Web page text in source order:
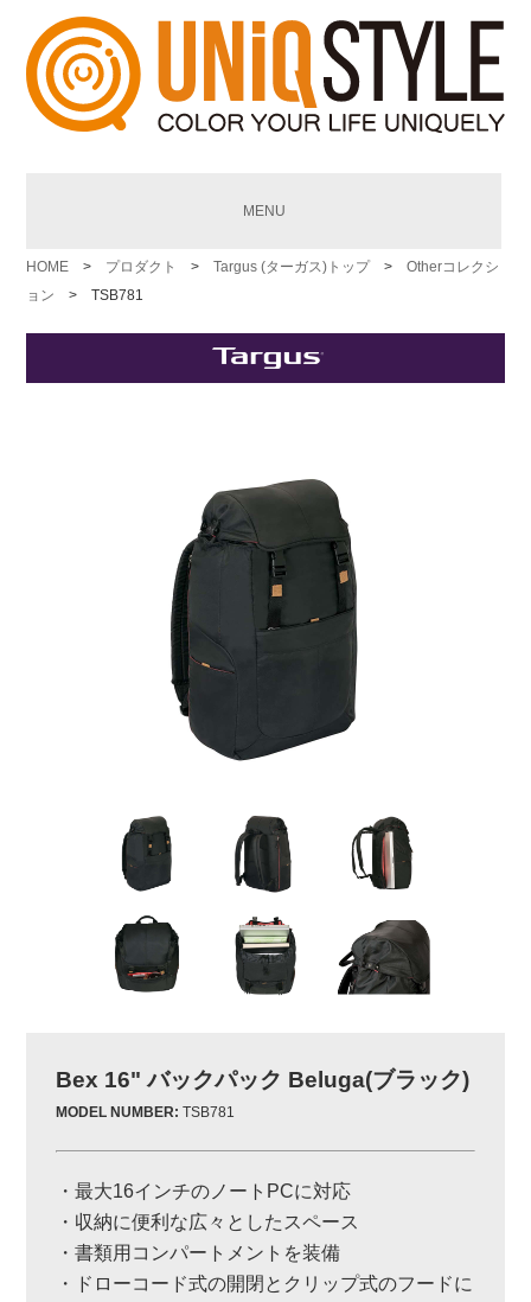
MENU
HOME > プロダクト >Targus (ターガス)トップ>Otherコレクシ
ョン
> TSB781
Bex 16" バックパック Beluga(ブラック)
MODEL NUMBER: TSB781
・最大16インチのノートPCに対応
・収納に便利な広々としたスペース
・書類用コンパートメントを装備
・ドローコード式の開閉とクリップ式のフードに